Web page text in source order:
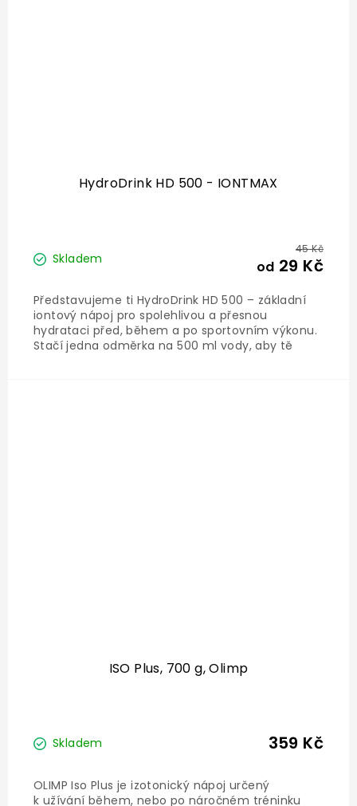
HydroDrink HD 500 - IONTMAX
Skladem
45 Kč
od 29 Kč
Představujeme ti HydroDrink HD 500 – základní
iontový nápoj pro spolehlivou a přesnou
hydrataci před, během a po sportovním výkonu.
Stačí jedna odměrka na 500 ml vody, aby tě
ISO Plus, 700 g, Olimp
Skladem 359 Kč
OLIMP Iso Plus je izotonický nápoj určený
k užívání během, nebo po náročném tréninku